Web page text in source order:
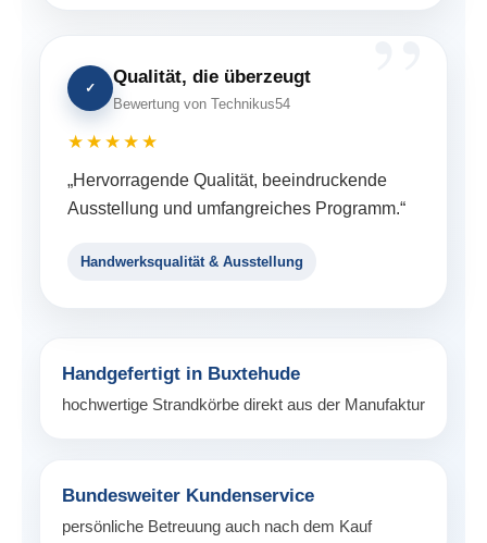
✓
Qualität, die überzeugt
Bewertung von Technikus54
★★★★★
„Hervorragende Qualität, beeindruckende
Ausstellung und umfangreiches Programm.“
Handwerksqualität & Ausstellung
Handgefertigt in Buxtehude
hochwertige Strandkörbe direkt aus der Manufaktur
Bundesweiter Kundenservice
persönliche Betreuung auch nach dem Kauf